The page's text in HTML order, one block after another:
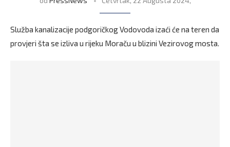
Služba kanalizacije podgoričkog Vodovoda izaći će na teren da
provjeri šta se izliva u rijeku Moraču u blizini Vezirovog mosta.